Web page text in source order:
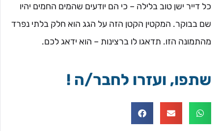
כל דייר ישן טוב בלילה – כי הם יודעים שהמים החמים יהיו
שם בבוקר. המקטין הקטן הזה על הגג הוא חלק בלתי נפרד
מהתמונה הזו. תדאגו לו ברצינות – הוא ידאג לכם.
שתפו, ועזרו לחבר/ה !